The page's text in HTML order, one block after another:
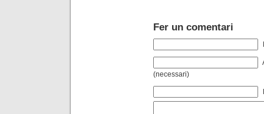
Fer un comentari
(necessari)